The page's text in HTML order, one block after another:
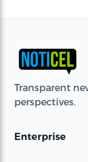
Transparent
perspectives.
Enterprise